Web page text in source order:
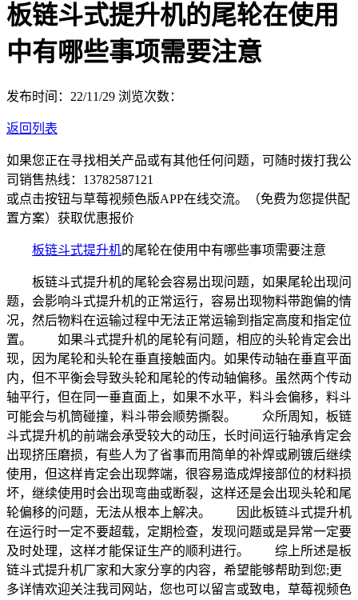
板链斗式提升机的尾轮在使用
中有哪些事项需要注意
发布时间：22/11/29 浏览次数：
返回列表
如果您正在寻找相关产品或有其他任何问题，可随时拨打我公
司销售热线： 13782587121
或点击按钮与草莓视频色版APP在线交流。（免费为您提供配
置方案） 获取优惠报价
板链斗式提升机的尾轮在使用中有哪些事项需要注意
板链斗式提升机的尾轮会容易出现问题，如果尾轮出现问
题，会影响斗式提升机的正常运行，容易出现物料带跑偏的情
况，然后物料在运输过程中无法正常运输到指定高度和指定位
置。 如果斗式提升机的尾轮有问题，相应的头轮肯定会出
现，因为尾轮和头轮在垂直接触面内。如果传动轴在垂直平面
内，但不平衡会导致头轮和尾轮的传动轴偏移。虽然两个传动
轴平行，但在同一垂直面上，如果不水平，料斗会偏移，料斗
可能会与机筒碰撞，料斗带会顺势撕裂。 众所周知，板链
斗式提升机的前端会承受较大的动压，长时间运行轴承肯定会
出现挤压磨损，有些人为了省事而用简单的补焊或刷镀后继续
使用，但这样肯定会出现弊端，很容易造成焊接部位的材料损
坏，继续使用时会出现弯曲或断裂，这样还是会出现头轮和尾
轮偏移的问题，无法从根本上解决。 因此板链斗式提升机
在运行时一定不要超载，定期检查，发现问题或是异常一定要
及时处理，这样才能保证生产的顺利进行。 综上所述是板
链斗式提升机厂家和大家分享的内容，希望能够帮助到您;更
多详情欢迎关注我司网站，您也可以留言或致电，草莓视频色